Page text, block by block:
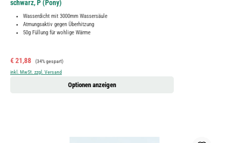
schwarz, P (Pony)
Wasserdicht mit 3000mm Wassersäule
Atmungsaktiv gegen Überhitzung
50g Füllung für wohlige Wärme
Verkaufspreis:
€ 21,88 Regulärer Preis:
(34% gespart)
inkl. MwSt. zzgl. Versand
Optionen anzeigen